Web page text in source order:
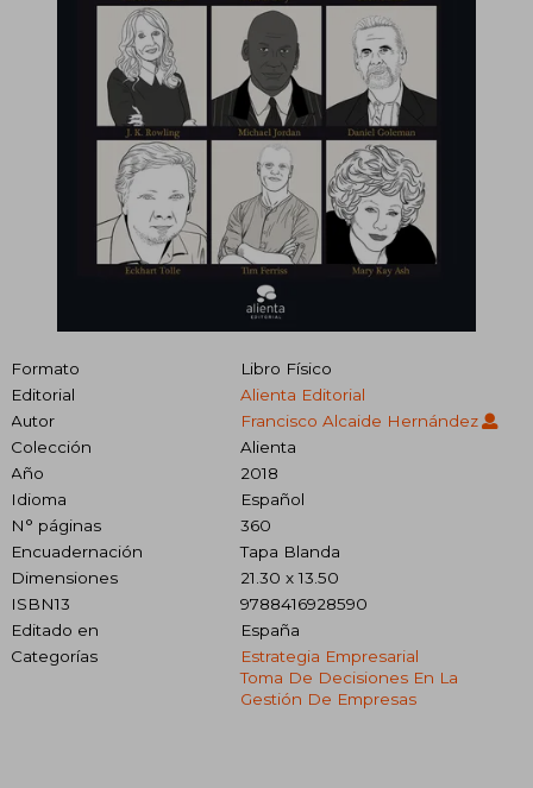
Formato
Libro Físico
Editorial
Alienta Editorial
Autor
Francisco Alcaide Hernández
Colección
Alienta
Año
2018
Idioma
Español
N° páginas
360
Encuadernación
Tapa Blanda
Dimensiones
21.30 x 13.50
ISBN13
9788416928590
Editado en
España
Categorías
Estrategia Empresarial
Toma De Decisiones En La
Gestión De Empresas